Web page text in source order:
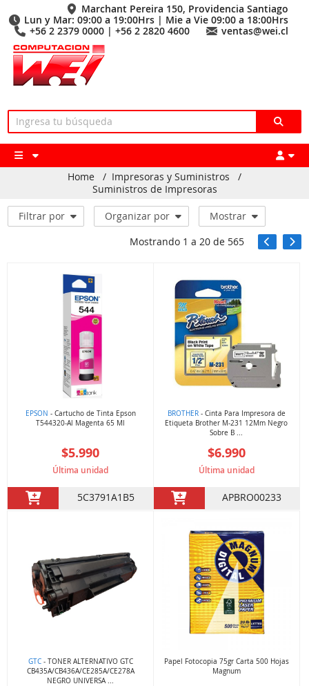
Marchant Pereira 150, Providencia Santiago
Lun y Mar: 09:00 a 19:00Hrs | Mie a Vie 09:00 a 18:00Hrs
+56 2 2379 0000 | +56 2 2820 4600
ventas@wei.cl
Home / Impresoras y Suministros
/
Suministros de Impresoras
Filtrar por Organizar por
Mostrar
Mostrando 1 a 20de 565
EPSON - Cartucho de Tinta Epson
T544320-Al Magenta 65 Ml
$5.990
Última unidad
5C3791A1B5
BROTHER- Cinta Para Impresora de
Etiqueta Brother M-231 12Mm Negro
Sobre B ...
$6.990
Última unidad
APBRO00233
GTC- TONER ALTERNATIVO GTC
CB435A/CB436A/CE285A/CE278A
NEGRO UNIVERSA ...
Papel Fotocopia 75gr Carta 500 Hojas
Magnum